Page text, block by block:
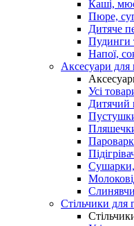
Каші,
Пюре,
Дитяче
Пудинги
Напої,
Аксесуари для
Усі
Дитячий
Сушарки,
Стільчики для